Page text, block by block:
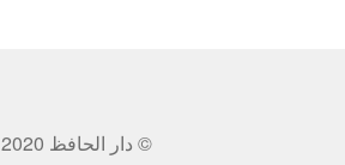
© دار الحافظ 2020